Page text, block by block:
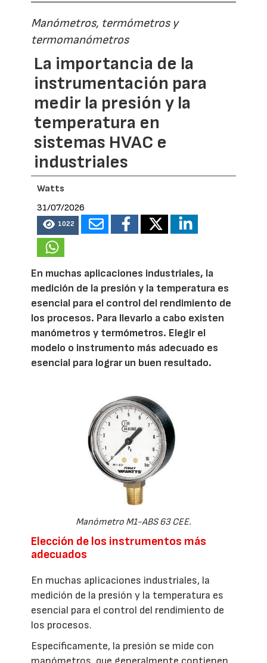
Manómetros, termómetros y
termomanómetros
La importancia de la
instrumentación para
medir la presión y la
temperatura en
sistemas HVAC e
industriales
Watts
31/07/2026
1022
En muchas aplicaciones industriales, la
medición de la presión y la temperatura es
esencial para el control del rendimiento de
los procesos. Para llevarlo a cabo existen
manómetros y termómetros. Elegir el
modelo o instrumento más adecuado es
esencial para lograr un buen resultado.
Manómetro M1-ABS 63 CEE.
Elección de los instrumentos más
adecuados
En muchas aplicaciones industriales, la
medición de la presión y la temperatura es
esencial para el control del rendimiento de
los procesos.
Específicamente, la presión se mide con